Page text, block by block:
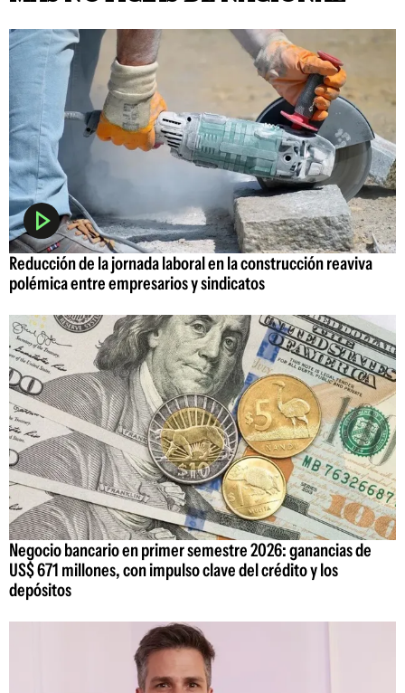
Reducción de la jornada laboral en la construcción reaviva
polémica entre empresarios y sindicatos
Negocio bancario en primer semestre 2026: ganancias de
US$ 671 millones, con impulso clave del crédito y los
depósitos